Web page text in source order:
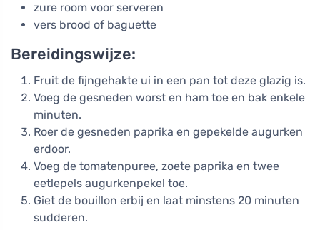
zure room voor serveren
vers brood of baguette
Bereidingswijze:
Fruit de fijngehakte ui in een pan tot deze glazig is.
Voeg de gesneden worst en ham toe en bak enkele
minuten.
Roer de gesneden paprika en gepekelde augurken
erdoor.
Voeg de tomatenpuree, zoete paprika en twee
eetlepels augurkenpekel toe.
Giet de bouillon erbij en laat minstens 20 minuten
sudderen.